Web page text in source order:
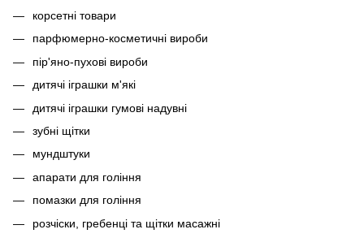
корсетні товари
парфюмерно-косметичні вироби
пір'яно-пухові вироби
дитячі іграшки м'які
дитячі іграшки гумові надувні
зубні щітки
мундштуки
апарати для гоління
помазки для гоління
розчіски, гребенці та щітки масажні